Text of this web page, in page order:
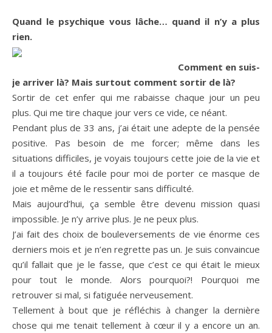
Quand le psychique vous lâche… quand il n’y a plus
rien.
Comment en suis-
je arriver là? Mais surtout comment sortir de là?
Sortir de cet enfer qui me rabaisse chaque jour un peu
plus. Qui me tire chaque jour vers ce vide, ce néant.
Pendant plus de 33 ans, j’ai était une adepte de la pensée
positive. Pas besoin de me forcer; même dans les
situations difficiles, je voyais toujours cette joie de la vie et
il a toujours été facile pour moi de porter ce masque de
joie et même de le ressentir sans difficulté.
Mais aujourd’hui, ça semble être devenu mission quasi
impossible. Je n’y arrive plus. Je ne peux plus.
J’ai fait des choix de bouleversements de vie énorme ces
derniers mois et je n’en regrette pas un. Je suis convaincue
qu’il fallait que je le fasse, que c’est ce qui était le mieux
pour tout le monde. Alors pourquoi?! Pourquoi me
retrouver si mal, si fatiguée nerveusement.
Tellement à bout que je réfléchis à changer la dernière
chose qui me tenait tellement à cœur il y a encore un an.